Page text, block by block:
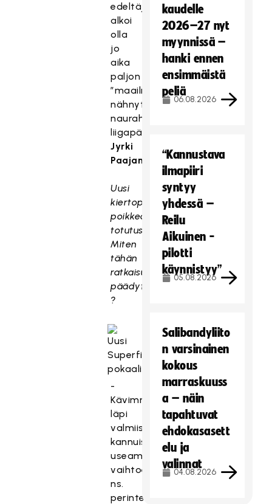
edeltäjä
alkoi
olla
jo
aika
paljon
”maailmaa
nähnyt”,
naurahtaa
liigapäällikkö
Jyrki
Paajanen
Uusi
kiertopalkinto
poikkeaa
totutusta.
Miten
tähän
ratkaisuun
päädyttiin
?
-
Kävimme
läpi
valmiista
kannuista
useampiakin
vaihtoehtoja,
ns.
perinteisiä
kaudelle
2026–27 nyt
myynnissä –
hanki ennen
ensimmäistä
peliä
06.08.2026
“Kannustava
ilmapiiri
syntyy
yhdessä –
Reilu
Aikuinen -
pilotti
käynnistyy”
05.08.2026
Salibandyliito
n varsinainen
kokous
marraskuuss
a – näin
tapahtuvat
ehdokasasett
elu ja
valinnat
04.08.2026